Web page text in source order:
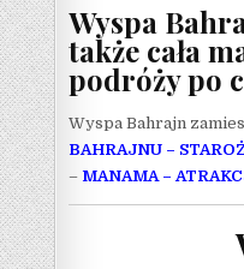
Wyspa
także cała
podróży po
Wyspa Bahrajn
BAHRAJNU –
– MANAMA –